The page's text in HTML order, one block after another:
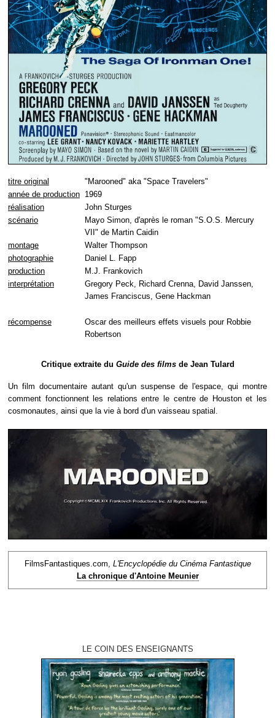
titre original
"Marooned" aka "Space Travelers"
année de production 1969
réalisation
John Sturges
scénario
Mayo Simon, d'après le roman "S.O.S. Mercury
VII" de Martin Caidin
montage
Walter Thompson
photographie
Daniel L. Fapp
production
M.J. Frankovich
interprétation
Gregory Peck, Richard Crenna, David Janssen,
James Franciscus, Gene Hackman
récompense
Oscar des meilleurs effets visuels pour Robbie
Robertson
Critique extraite du Guide des filmsde Jean Tulard
Un film documentaire autant qu'un suspense de l'espace, qui montre
comment fonctionnent les relations entre le centre de Houston et les
cosmonautes, ainsi que la vie à bord d'un vaisseau spatial.
FilmsFantastiques.com, L'Encyclopédie du Cinéma Fantastique
La chronique d'Antoine Meunier
LE COIN DES ENSEIGNANTS